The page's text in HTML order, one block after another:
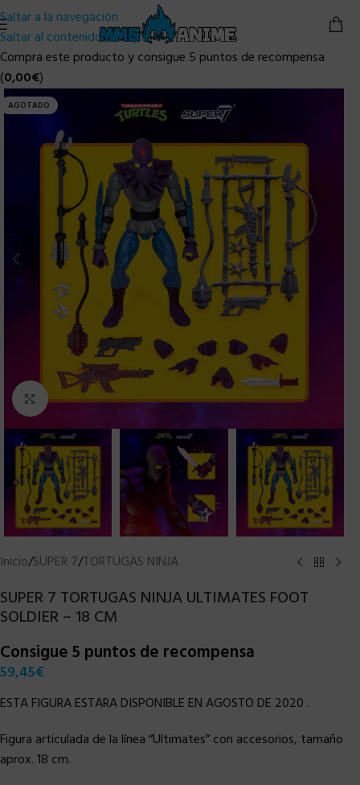
Saltar a la navegación
Saltar al contenido principal
Compra este producto y consigue 5 puntos de recompensa
(0,00€)
AGOTADO
Clic para ampliar
Inicio/SUPER 7/TORTUGAS NINJA
SUPER 7 TORTUGAS NINJA ULTIMATES FOOT
SOLDIER – 18 CM
Consigue 5 puntos de recompensa
59,45€
ESTA FIGURA ESTARA DISPONIBLE EN AGOSTO DE 2020 .
Figura articulada de la línea “Ultimates” con accesorios, tamaño
aprox. 18 cm.